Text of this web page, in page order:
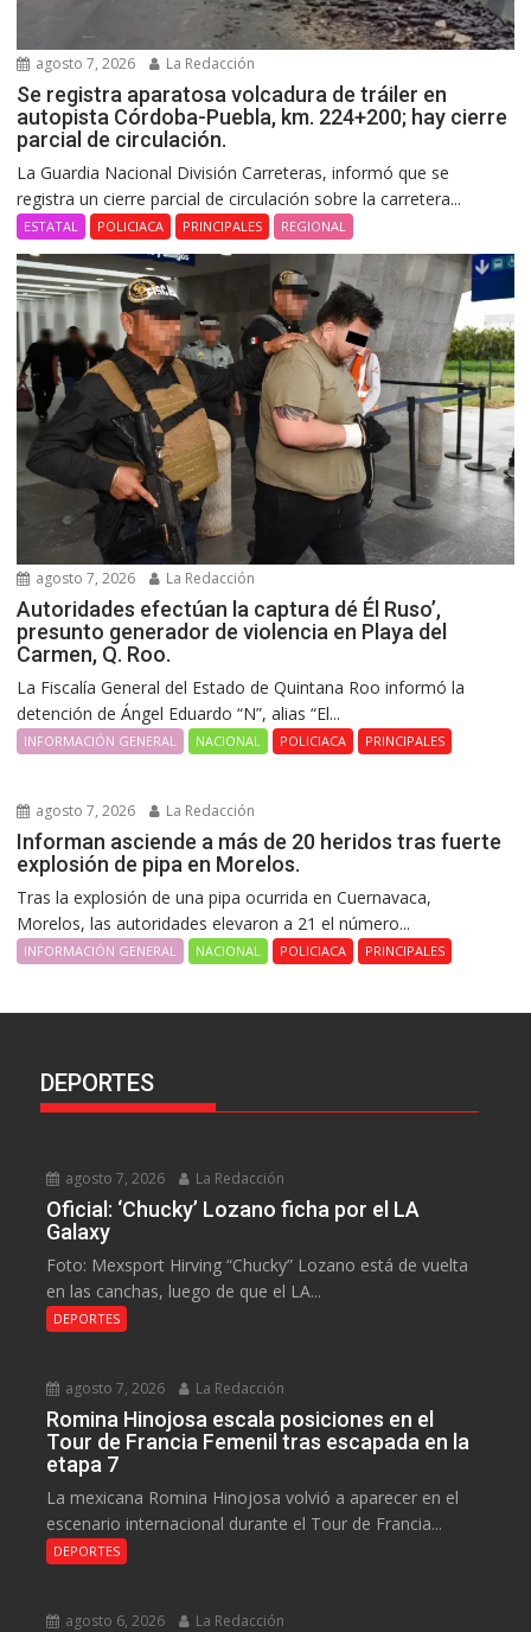
agosto 7, 2026 La Redacción
Se registra aparatosa volcadura de tráiler en
autopista Córdoba-Puebla, km. 224+200; hay cierre
parcial de circulación.
La Guardia Nacional División Carreteras, informó que se
registra un cierre parcial de circulación sobre la carretera...
ESTATAL POLICIACA PRINCIPALES REGIONAL
agosto 7, 2026 La Redacción
Autoridades efectúan la captura dé Él Ruso’,
presunto generador de violencia en Playa del
Carmen, Q. Roo.
La Fiscalía General del Estado de Quintana Roo informó la
detención de Ángel Eduardo “N”, alias “El...
INFORMACIÓN GENERAL NACIONAL POLICIACA PRINCIPALES
agosto 7, 2026 La Redacción
Informan asciende a más de 20 heridos tras fuerte
explosión de pipa en Morelos.
Tras la explosión de una pipa ocurrida en Cuernavaca,
Morelos, las autoridades elevaron a 21 el número...
INFORMACIÓN GENERAL NACIONAL POLICIACA PRINCIPALES
DEPORTES
agosto 7, 2026 La Redacción
Oficial: ‘Chucky’ Lozano ficha por el LA
Galaxy
Foto: Mexsport Hirving “Chucky” Lozano está de vuelta
en las canchas, luego de que el LA...
DEPORTES
agosto 7, 2026 La Redacción
Romina Hinojosa escala posiciones en el
Tour de Francia Femenil tras escapada en la
etapa 7
La mexicana Romina Hinojosa volvió a aparecer en el
escenario internacional durante el Tour de Francia...
DEPORTES
agosto 6, 2026 La Redacción